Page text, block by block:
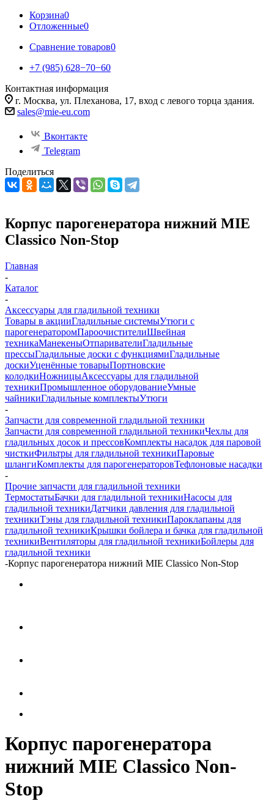
Корзина0
Отложенные0
Сравнение товаров0
+7 (985) 628−70−60
Контактная информация
г. Москва, ул. Плеханова, 17, вход с левого торца здания.
sales@mie-eu.com
Вконтакте
Telegram
Поделиться
Корпус парогенератора нижний MIE
Classico Non-Stop
Главная
-
Каталог
-
Аксессуары для гладильной техники
Товары в акцииГладильные системыУтюги с
парогенераторомПароочистителиШвейная
техникаМанекеныОтпаривателиГладильные
прессыГладильные доски с функциямиГладильные
доскиУценённые товарыПортновские
колодкиНожницыАксессуары для гладильной
техникиПромышленное оборудованиеУмные
чайникиГладильные комплектыУтюги
-
Запчасти для современной гладильной техники
Запчасти для современной гладильной техникиЧехлы для
гладильных досок и прессовКомплекты насадок для паровой
чисткиФильтры для гладильной техникиПаровые
шлангиКомплекты для парогенераторовТефлоновые насадки
-
Прочие запчасти для гладильной техники
ТермостатыБачки для гладильной техникиНасосы для
гладильной техникиДатчики давления для гладильной
техникиТэны для гладильной техникиПароклапаны для
гладильной техникиКрышки бойлера и бачка для гладильной
техникиВентиляторы для гладильной техникиБойлеры для
гладильной техники
-Корпус парогенератора нижний MIE Classico Non-Stop
Корпус парогенератора
нижний MIE Classico Non-
Stop